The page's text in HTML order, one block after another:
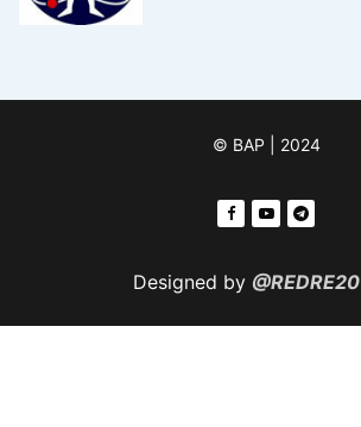
© ВАР | 2024
Designed by @REDRE20